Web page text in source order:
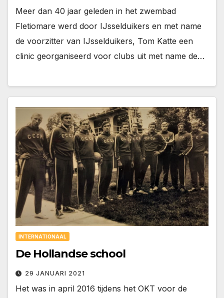
Meer dan 40 jaar geleden in het zwembad
Fletiomare werd door IJsselduikers en met name
de voorzitter van IJsselduikers, Tom Katte een
clinic georganiseerd voor clubs uit met name de…
INTERNATIONAAL
De Hollandse school
29 JANUARI 2021
Het was in april 2016 tijdens het OKT voor de